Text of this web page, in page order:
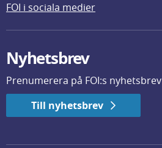
FOI i sociala medier
Nyhetsbrev
Prenumerera på FOI:s nyhetsbrev
Till nyhetsbrev